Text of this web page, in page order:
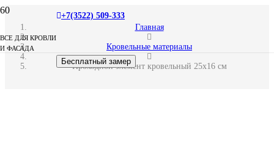
ВСЕ ДЛЯ КРОВЛИ
И ФАСАДА
+7(3522) 509-333
Бесплатный замер
Главная
Кровельные материалы
Проходной элемент кровельный 25х16 см